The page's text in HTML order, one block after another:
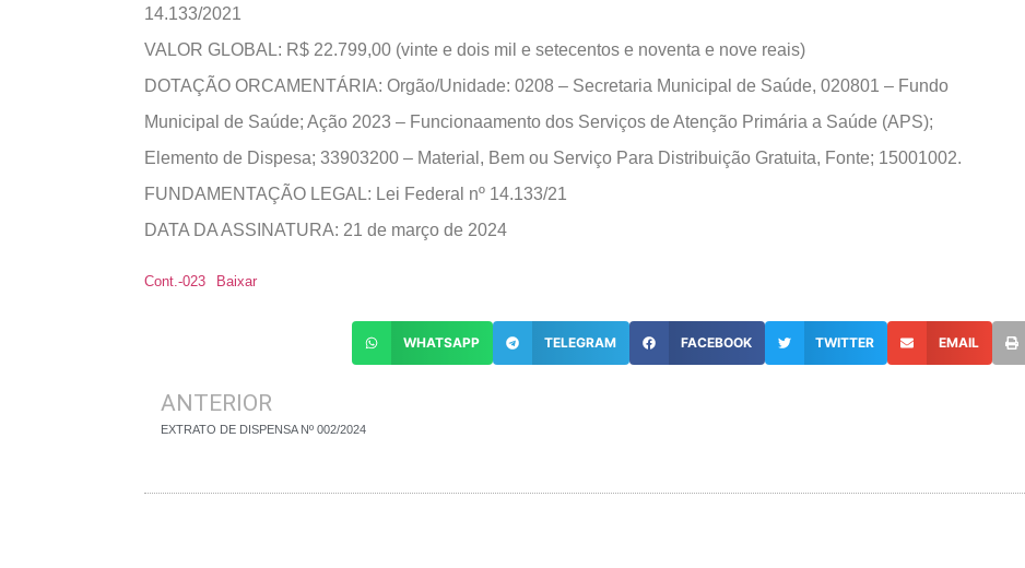
14.133/2021
VALOR GLOBAL: R$ 22.799,00 (vinte e dois mil e setecentos e noventa e nove reais)
DOTAÇÃO ORCAMENTÁRIA: Orgão/Unidade: 0208 – Secretaria Municipal de Saúde, 020801 – Fundo
Municipal de Saúde; Ação 2023 – Funcionaamento dos Serviços de Atenção Primária a Saúde (APS);
Elemento de Dispesa; 33903200 – Material, Bem ou Serviço Para Distribuição Gratuita, Fonte; 15001002.
FUNDAMENTAÇÃO LEGAL: Lei Federal nº 14.133/21
DATA DA ASSINATURA: 21 de março de 2024
Cont.-023 Baixar
WHATSAPP TELEGRAM FACEBOOK TWITTER EMAIL
ANTERIOR
EXTRATO DE DISPENSA Nº 002/2024